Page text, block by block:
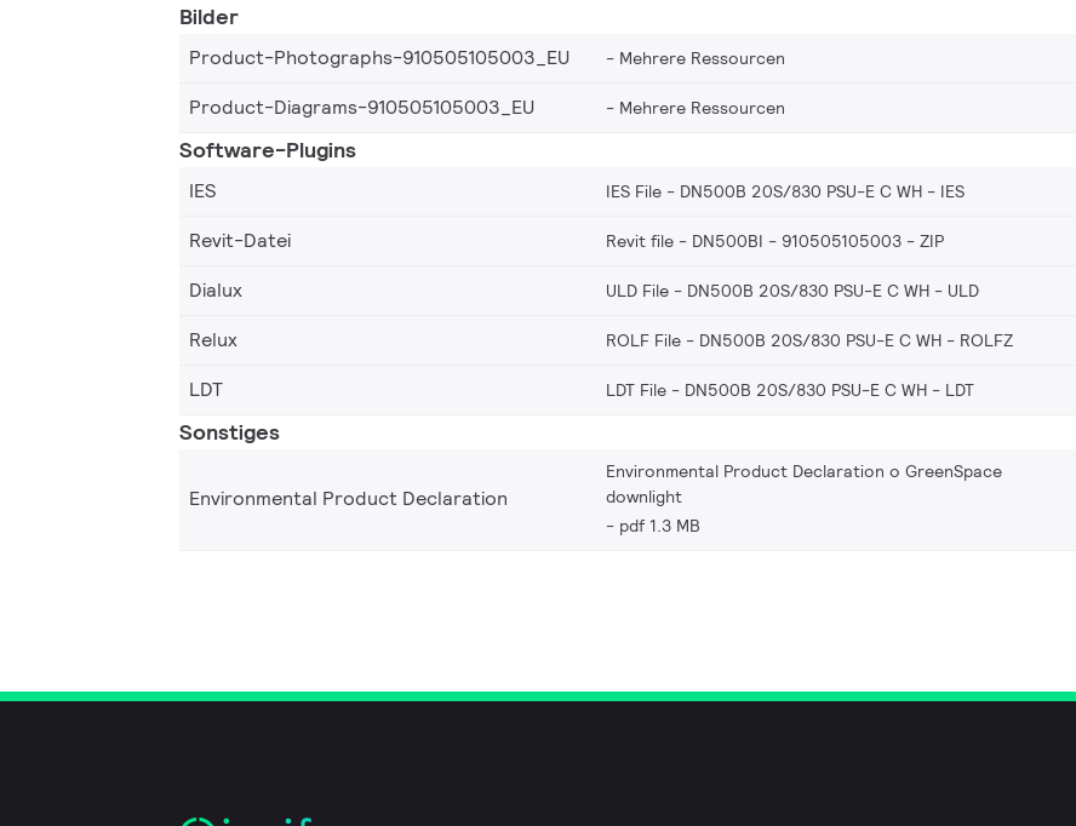
Bilder
Product-Photographs-910505105003_EU Mehrere Ressourcen
Product-Diagrams-910505105003_EU
Mehrere Ressourcen
Software-Plugins
IES IES File - DN500B 20S/830 PSU-E C WH IES
Revit-Datei
Revit file - DN500BI - 910505105003 ZIP
Dialux
ULD File - DN500B 20S/830 PSU-E C WH ULD
Relux
ROLF File - DN500B 20S/830 PSU-E C WH ROLFZ
LDT
LDT File - DN500B 20S/830 PSU-E C WH LDT
Sonstiges
Environmental Product Declaration
Environmental Product Declaration o GreenSpace
downlight
pdf 1.3 MB